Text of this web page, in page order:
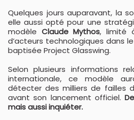
Quelques jours auparavant, la
elle aussi opté pour une
modèle Claude Mythos, limité
d’acteurs technologiques dans
baptisée Project Glasswing.
Selon plusieurs informations
internationale, ce modèle
détecter des milliers de failles
avant son lancement officiel.
mais aussi inquiéter.